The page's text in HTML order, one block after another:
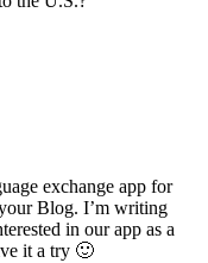
exchange app for
Blog. I’m writing
in our app as a
it a try 🙂